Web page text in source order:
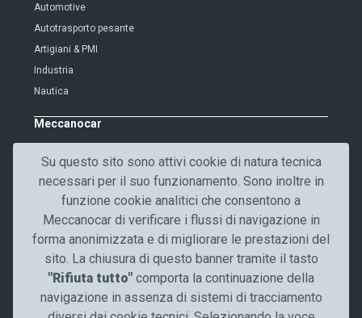
i
c
a
t
i
n
Automotive
Autotrasporto pesante
Artigiani & PMI
Industria
Nautica
Meccanocar
Qualità
Contattaci
News
Comunicazione
Su questo sito sono attivi cookie di natura tecnica
necessari per il suo funzionamento. Sono inoltre in
funzione cookie analitici che consentono a
Meccanocar di verificare i flussi di navigazione in
forma anonimizzata e di migliorare le prestazioni del
sito. La chiusura di questo banner tramite il tasto
"Rifiuta tutto" comporta la continuazione della
navigazione in assenza di sistemi di tracciamento